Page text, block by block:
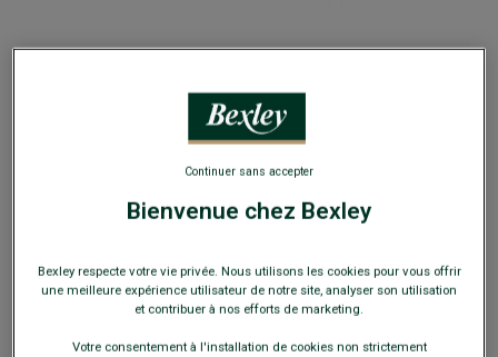
Sneakers cuir - Velours Beige - KOLORA
69,00 € FINS DE SÉRIE
Payez en plusieurs fois dès 199€ d'achat
Bienvenue chez Bexley
Bexley respecte votre vie privée. Nous utilisons les cookies pour vous offrir
une meilleure expérience utilisateur de notre site, analyser son utilisation
et contribuer à nos efforts de marketing.
Votre consentement à l'installation de cookies non strictement
Continuer sans accepter